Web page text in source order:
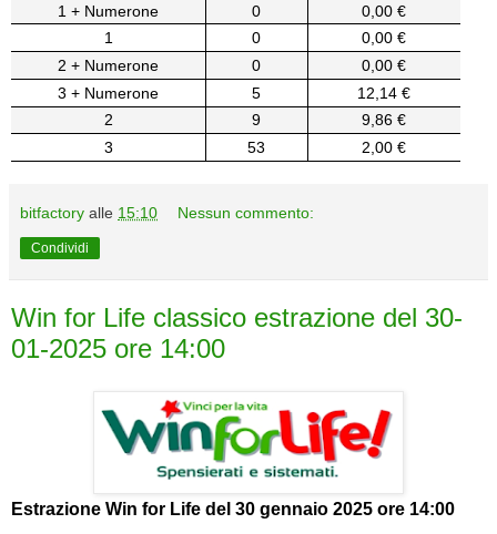
1 + Numerone
0
0,00 €
1
0
0,00 €
2 + Numerone
0
0,00 €
3 + Numerone
5
12,14 €
2
9
9,86 €
3
53 2,00 €
bitfactory alle 15:10 Nessun commento:
Condividi
Win for Life classico estrazione del 30-
01-2025 ore 14:00
Estrazione Win for Life del 30 gennaio 2025 ore 14:00